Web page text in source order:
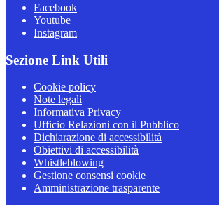
Facebook
Youtube
Instagram
Sezione Link Utili
Cookie policy
Note legali
Informativa Privacy
Ufficio Relazioni con il Pubblico
Dichiarazione di accessibilità
Obiettivi di accessibilità
Whistleblowing
Gestione consensi cookie
Amministrazione trasparente